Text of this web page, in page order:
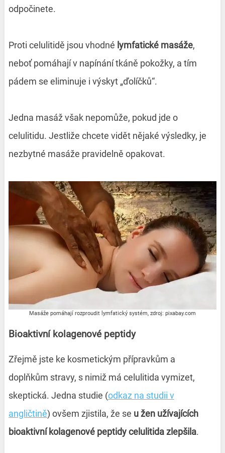
odpočinete.
Proti celulitidě jsou vhodné lymfatické masáže,
neboť pomáhají v napínání tkáně pokožky, a tím
pádem se eliminuje i výskyt „ďolíčků“.
Jedna masáž však nepomůže, pokud jde o
celulitidu. Jestliže chcete vidět nějaké výsledky, je
nezbytné masáže pravidelně opakovat.
Masáže pomáhají rozproudit lymfatický systém, zdroj: pixabay.com
Bioaktivní kolagenové peptidy
Zřejmě jste ke kosmetickým přípravkům a
doplňkům stravy, s nimiž má celulitida vymizet,
skeptická. Jedna studie (odkaz na studii v
angličtině) ovšem zjistila, že se u žen užívajících
bioaktivní kolagenové peptidy celulitida zlepšila.